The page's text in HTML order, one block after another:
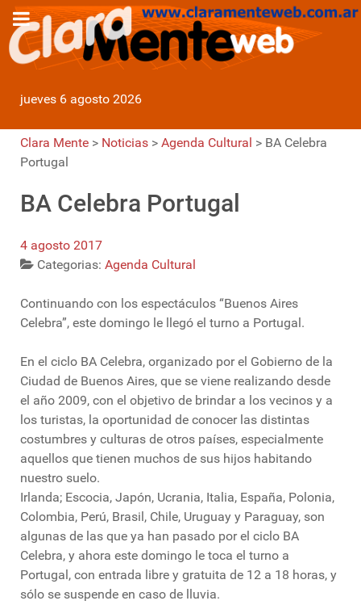
jueves 6 agosto 2026
Clara Mente > Noticias > Agenda Cultural > BA Celebra
Portugal
BA Celebra Portugal
4 agosto 2017
Categorias: Agenda Cultural
Continuando con los espectáculos “Buenos Aires
Celebra”, este domingo le llegó el turno a Portugal.
En el ciclo BA Celebra, organizado por el Gobierno de la
Ciudad de Buenos Aires, que se viene realizando desde
el año 2009, con el objetivo de brindar a los vecinos y a
los turistas, la oportunidad de conocer las distintas
costumbres y culturas de otros países, especialmente
aquellos que tienen muchos de sus hijos habitando
nuestro suelo.
Irlanda; Escocia, Japón, Ucrania, Italia, España, Polonia,
Colombia, Perú, Brasil, Chile, Uruguay y Paraguay, son
algunas de las que ya han pasado por el ciclo BA
Celebra, y ahora este domingo le toca el turno a
Portugal, con entrada libre y gratuita de 12 a 18 horas, y
sólo se suspende en caso de lluvia.